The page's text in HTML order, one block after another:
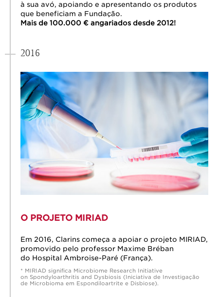
à sua avó, apoiando e apresentando os produtos
que beneficiam a Fundação.
Mais de 100.000 € angariados desde 2012!
2016
O PROJETO MIRIAD
Em 2016, Clarins começa a apoiar o projeto MIRIAD,
promovido pelo professor Maxime Bréban
do Hospital Ambroise-Paré (França).
* MIRIAD significa Microbiome Research Initiative
on Spondyloarthritis and Dysbiosis (Iniciativa de Investigação
de Microbioma em Espondiloartrite e Disbiose).